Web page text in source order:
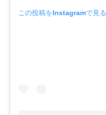
この投稿をInstagramで見る